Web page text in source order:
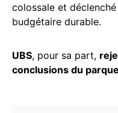
colossale et
budgétaire durable.
UBS, pour sa part,
conclusions du